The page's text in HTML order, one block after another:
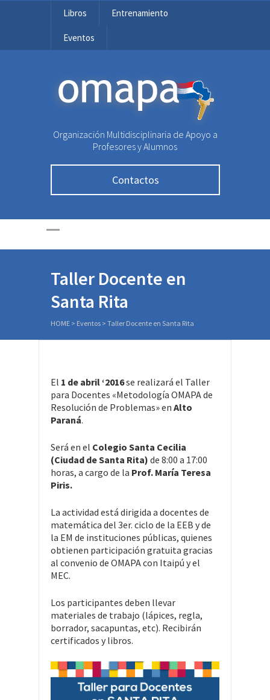
Libros Entrenamiento
Eventos
OMAPA
Organización Multidisciplinaria de Apoyo a
Profesores y Alumnos
Contactos
Taller Docente en
Santa Rita
HOME > Eventos > Taller Docente en Santa Rita
El 1 de abril ‘2016se realizará el Taller
para Docentes «Metodología OMAPA de
Resolución de Problemas» en Alto
Paraná.
Será en el Colegio Santa Cecilia
(Ciudad de Santa Rita) de 8:00 a 17:00
horas, a cargo de la Prof. María Teresa
Piris.
La actividad está dirigida a docentes de
matemática del 3er. ciclo de la EEB y de
la EM de instituciones públicas, quienes
obtienen participación gratuita gracias
al convenio de OMAPA con Itaipú y el
MEC.
Los participantes deben llevar
materiales de trabajo (lápices, regla,
borrador, sacapuntas, etc). Recibirán
certificados y libros.